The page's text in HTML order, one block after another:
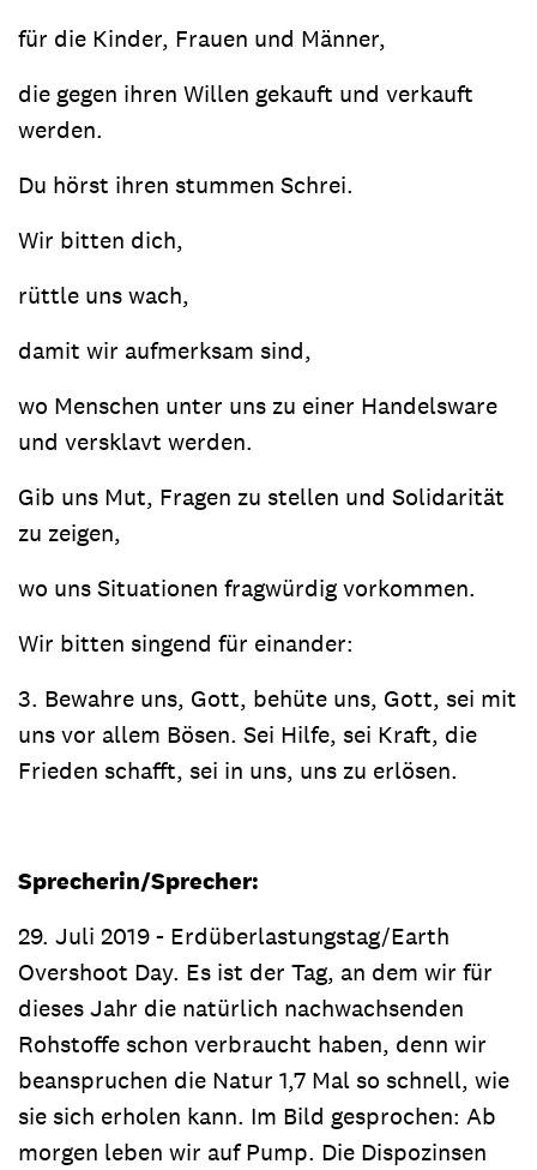
für die Kinder, Frauen und Männer,
die gegen ihren Willen gekauft und verkauft
werden.
Du hörst ihren stummen Schrei.
Wir bitten dich,
rüttle uns wach,
damit wir aufmerksam sind,
wo Menschen unter uns zu einer Handelsware
und versklavt werden.
Gib uns Mut, Fragen zu stellen und Solidarität
zu zeigen,
wo uns Situationen fragwürdig vorkommen.
Wir bitten singend für einander:
3. Bewahre uns, Gott, behüte uns, Gott, sei mit
uns vor allem Bösen. Sei Hilfe, sei Kraft, die
Frieden schafft, sei in uns, uns zu erlösen.
Sprecherin/Sprecher:
29. Juli 2019 - Erdüberlastungstag/Earth
Overshoot Day. Es ist der Tag, an dem wir für
dieses Jahr die natürlich nachwachsenden
Rohstoffe schon verbraucht haben, denn wir
beanspruchen die Natur 1,7 Mal so schnell, wie
sie sich erholen kann. Im Bild gesprochen: Ab
morgen leben wir auf Pump. Die Dispozinsen